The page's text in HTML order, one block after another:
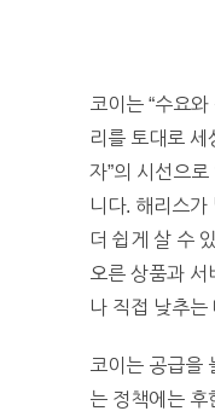
코이는 “수요
리를 토대로 세
자”의 시선으
니다. 해리스
더 쉽게 살 수
오른 상품과 서
나 직접 낮추는
코이는 공급을
는 정책에는 후